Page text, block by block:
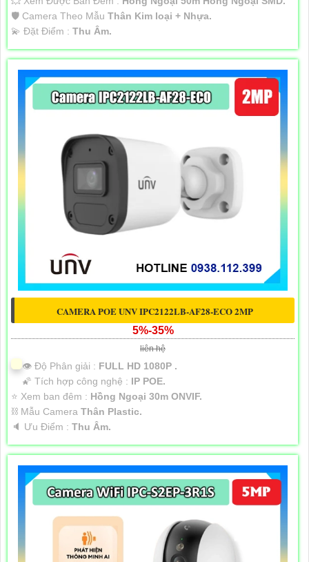
🛡 Camera Theo Mẫu Thân Kim loại + Nhựa.
️💫 Đặt Điểm : Thu Âm.
CAMERA POE UNV IPC2122LB-AF28-ECO 2MP
5%-35%
liên hệ
👁 Độ Phân giải : FULL HD 1080P .
🌠 Tích hợp công nghệ : IP POE.
⭐ Xem ban đêm : Hồng Ngoại 30m ONVIF.
⛓ Mẫu Camera Thân Plastic.
️🔈 Ưu Điểm : Thu Âm.